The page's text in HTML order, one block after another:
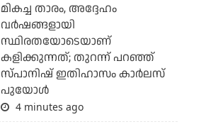
മികച്ച താരം, അദ്ദേഹം
വര്‍ഷങ്ങളായി
സ്ഥിരതയോടെയാണ്
കളിക്കുന്നത്; തുറന്ന് പറഞ്ഞ്
സ്പാനിഷ് ഇതിഹാസം കാര്‍ലസ്
പുയോള്‍
4 minutes ago